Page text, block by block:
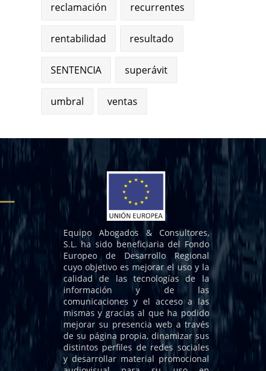
reclamación recurrentes
rentabilidad resultado
SENTENCIA superávit
umbral ventas
Equipo Abogados & Consultores,
S.L. ha sido beneficiaria del Fondo
Europeo de Desarrollo Regional
cuyo objetivo es mejorar el uso y la
calidad de las tecnologías de la
información y de las
comunicaciones y el acceso a las
mismas y gracias al que ha podido
mejorar su presencia web a través
de su página propia, dinamizar sus
distintos perfiles de redes sociales
y desarrollar material promocional